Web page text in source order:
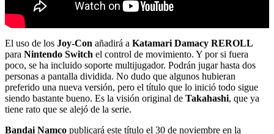
El uso de los Joy-Con añadirá a Katamari Damacy REROLL
para Nintendo Switch el control de movimiento. Y por si fuera
poco, se ha incluido soporte multijugador. Podrán jugar hasta dos
personas a pantalla dividida. No dudo que algunos hubieran
preferido una nueva versión, pero el título que lo inició todo sigue
siendo bastante bueno. Es la visión original de Takahashi, que ya
tiene rato que se alejó de la serie.
Bandai Namco publicará este título el 30 de noviembre en la